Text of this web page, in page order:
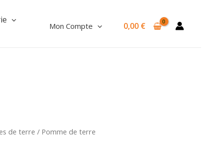
Mon Compte 0,00 €
de terre / Pomme de terre